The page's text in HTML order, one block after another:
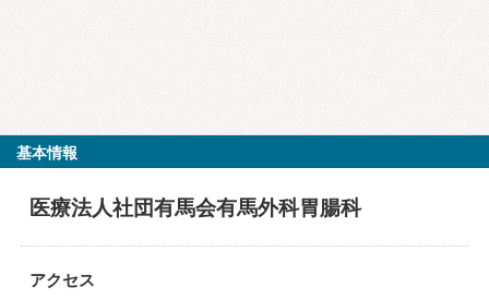
基本情報
医療法人社団有馬会有馬外科胃腸科
アクセス